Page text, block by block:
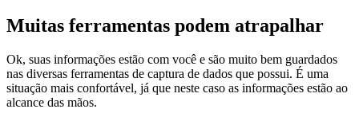
Muitas ferramentas podem atrapalhar
Ok, suas informações estão com você e são muito bem guardados
nas diversas ferramentas de captura de dados que possui. É uma
situação mais confortável, já que neste caso as informações estão ao
alcance das mãos.